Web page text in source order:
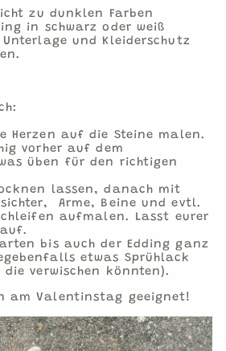
zu dunklen Farben
in schwarz oder weiß
und Kleiderschutz
Herzen auf die Steine malen.
vorher auf dem
üben für den richtigen
lassen, danach mit
Arme, Beine und evtl.
aufmalen. Lasst eurer
bis auch der Edding ganz
etwas Sprühlack
verwischen könnten).
am Valentinstag geeignet!